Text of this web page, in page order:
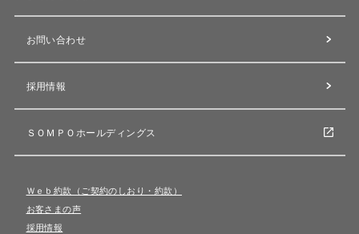
お問い合わせ
採用情報
ＳＯＭＰＯホールディングス
Ｗｅｂ約款（ご契約のしおり・約款）
お客さまの声
採用情報